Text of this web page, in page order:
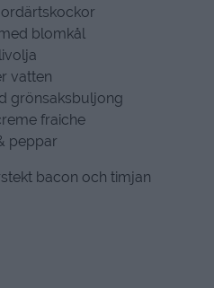
blomkål
vatten
grönsaksbuljong
fraiche
peppar
bacon och timjan